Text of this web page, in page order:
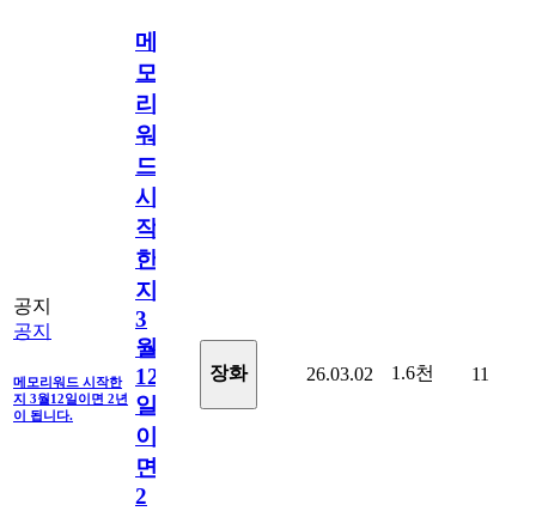
공지
공지
메모리워드 시작한
지 3월12일이면 2년
이 됩니다.
메
모
리
워
드
시
작
한
지
3
월
12
일
이
면
2
장화 26.03.02 1.6천 11